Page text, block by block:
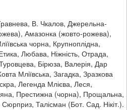
В. Чкалов, Джерельна-
Амазонка (жовто-рожева),
чорна, Крупноплідна,
Любава, Ніжність, Отрада,
Бірюза, Валерія, Дар
Мліївська, Загадка, Зразкова
Легенда Млієва, Леся,
Престижна (чорна), Прощальна,
Талісман (Бот. Сад. Нікіт.).